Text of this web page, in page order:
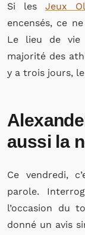
Si les Jeux
encensés, ce
Le lieu de vie
majorité des
y a trois jours,
aussi la
Ce vendredi,
parole.
l’occasion du
donné un avis